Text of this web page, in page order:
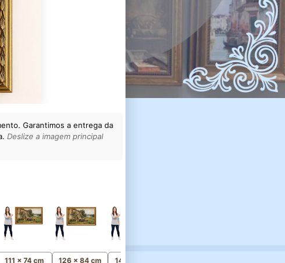
Garantimos a entrega da
Deslize a imagem principal
111 x 74 cm 126 x 84 cm 141 x 93 cm